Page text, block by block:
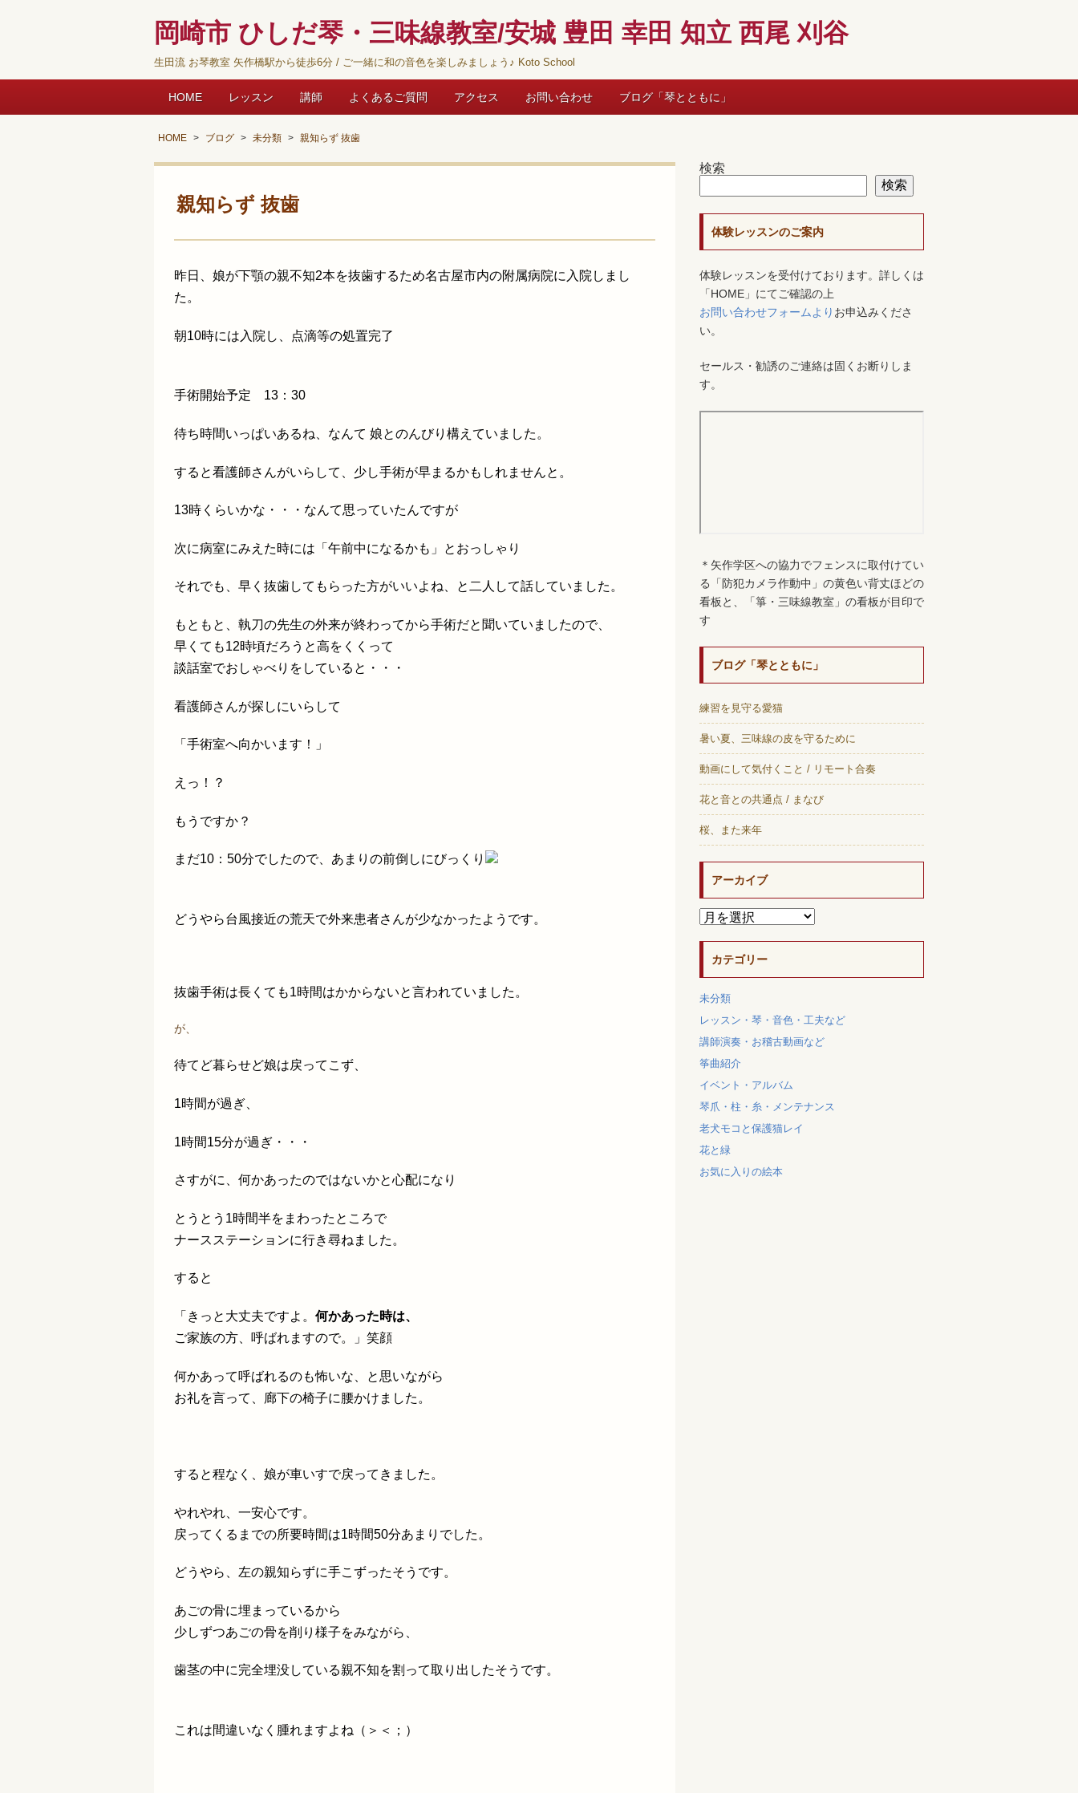
岡崎市 ひしだ琴・三味線教室/安城 豊田 幸田 知立 西尾 刈谷
生田流 お琴教室 矢作橋駅から徒歩6分 / ご一緒に和の音色を楽しみましょう♪ Koto School
HOME レッスン 講師 よくあるご質問 アクセス お問い合わせ ブログ「琴とともに」
HOME ブログ 未分類 親知らず 抜歯
親知らず 抜歯
昨日、娘が下顎の親不知2本を抜歯するため名古屋市内の附属病院に入院しまし
た。
朝10時には入院し、点滴等の処置完了
手術開始予定 13：30
待ち時間いっぱいあるね、なんて 娘とのんびり構えていました。
すると看護師さんがいらして、少し手術が早まるかもしれませんと。
13時くらいかな・・・なんて思っていたんですが
次に病室にみえた時には「午前中になるかも」とおっしゃり
それでも、早く抜歯してもらった方がいいよね、と二人して話していました。
もともと、執刀の先生の外来が終わってから手術だと聞いていましたので、
早くても12時頃だろうと高をくくって
談話室でおしゃべりをしていると・・・
看護師さんが探しにいらして
「手術室へ向かいます！」
えっ！？
もうですか？
まだ10：50分でしたので、あまりの前倒しにびっくり
どうやら台風接近の荒天で外来患者さんが少なかったようです。
抜歯手術は長くても1時間はかからないと言われていました。
が、
待てど暮らせど娘は戻ってこず、
1時間が過ぎ、
1時間15分が過ぎ・・・
さすがに、何かあったのではないかと心配になり
とうとう1時間半をまわったところで
ナースステーションに行き尋ねました。
すると
「きっと大丈夫ですよ。 何かあった時は、
ご家族の方、呼ばれますので。」笑顔
何かあって呼ばれるのも怖いな、と思いながら
お礼を言って、廊下の椅子に腰かけました。
すると程なく、娘が車いすで戻ってきました。
やれやれ、一安心です。
戻ってくるまでの所要時間は1時間50分あまりでした。
どうやら、左の親知らずに手こずったそうです。
あごの骨に埋まっているから
少しずつあごの骨を削り様子をみながら、
歯茎の中に完全埋没している親不知を割って取り出したそうです。
これは間違いなく腫れますよね（＞＜；）
検索
検索
体験レッスンのご案内
体験レッスンを受付けております。詳しくは
「HOME」にてご確認の上
お問い合わせフォームより お申込みくださ
い。
セールス・勧誘のご連絡は固くお断りしま
す。
＊矢作学区への協力でフェンスに取付けてい
る「防犯カメラ作動中」の黄色い背丈ほどの
看板と、「箏・三味線教室」の看板が目印で
す
ブログ「琴とともに」
練習を見守る愛猫
暑い夏、三味線の皮を守るために
動画にして気付くこと / リモート合奏
花と音との共通点 / まなび
桜、また来年
アーカイブ
カテゴリー
未分類
レッスン・琴・音色・工夫など
講師演奏・お稽古動画など
筝曲紹介
イベント・アルバム
琴爪・柱・糸・メンテナンス
老犬モコと保護猫レイ
花と緑
お気に入りの絵本